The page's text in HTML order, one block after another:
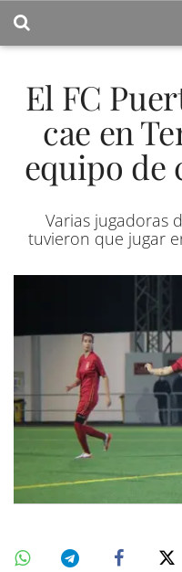
El FC
cae en
equipo de
Varias jugadoras
tuvieron que jugar